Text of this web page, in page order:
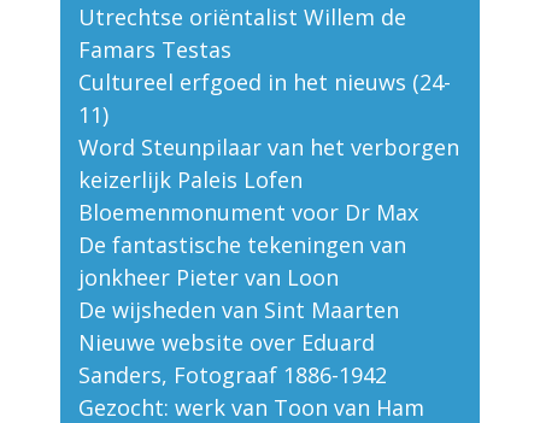
Utrechtse oriëntalist Willem de
Famars Testas
Cultureel erfgoed in het nieuws (24-
11)
Word Steunpilaar van het verborgen
keizerlijk Paleis Lofen
Bloemenmonument voor Dr Max
De fantastische tekeningen van
jonkheer Pieter van Loon
De wijsheden van Sint Maarten
Nieuwe website over Eduard
Sanders, Fotograaf 1886-1942
Gezocht: werk van Toon van Ham